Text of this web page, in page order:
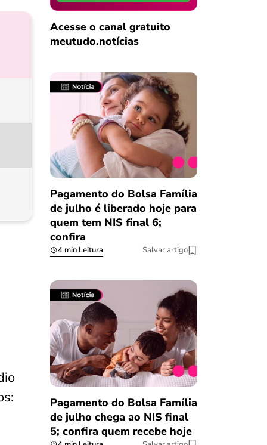
Acesse o canal gratuito
meutudo.notícias
Pagamento do Bolsa Família
de julho é liberado hoje para
quem tem NIS final 6;
confira
4 min Leitura Salvar artigo
Pagamento do Bolsa Família
de julho chega ao NIS final
5; confira quem recebe hoje